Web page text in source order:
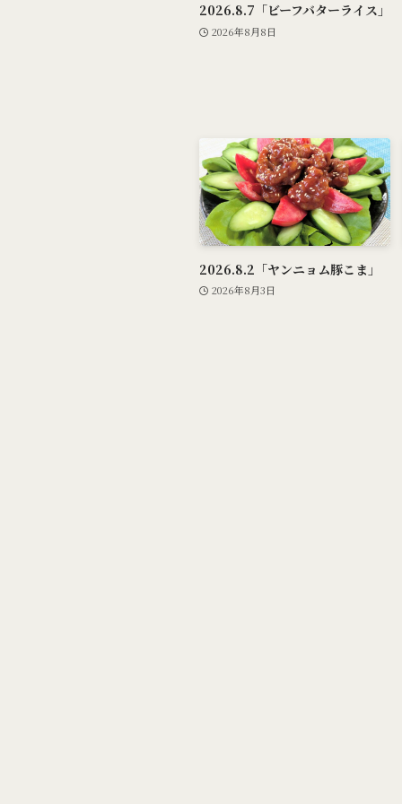
2026.8.7「ビーフバターライス」
2026年8月8日
2026.8.2「ヤンニョム豚こま」
2026年8月3日